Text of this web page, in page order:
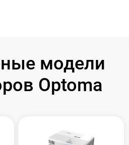
модели
Optoma